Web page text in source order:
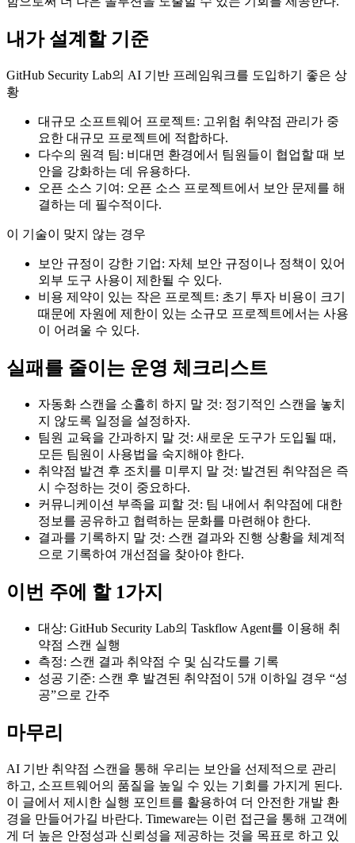
내가 설계할 기준
GitHub Security Lab의 AI 기반 프레임워크를 도입하기 좋은 상
황
대규모 소프트웨어 프로젝트: 고위험 취약점 관리가 중
요한 대규모 프로젝트에 적합하다.
다수의 원격 팀: 비대면 환경에서 팀원들이 협업할 때 보
안을 강화하는 데 유용하다.
오픈 소스 기여: 오픈 소스 프로젝트에서 보안 문제를 해
결하는 데 필수적이다.
이 기술이 맞지 않는 경우
보안 규정이 강한 기업: 자체 보안 규정이나 정책이 있어
외부 도구 사용이 제한될 수 있다.
비용 제약이 있는 작은 프로젝트: 초기 투자 비용이 크기
때문에 자원에 제한이 있는 소규모 프로젝트에서는 사용
이 어려울 수 있다.
실패를 줄이는 운영 체크리스트
자동화 스캔을 소홀히 하지 말 것: 정기적인 스캔을 놓치
지 않도록 일정을 설정하자.
팀원 교육을 간과하지 말 것: 새로운 도구가 도입될 때,
모든 팀원이 사용법을 숙지해야 한다.
취약점 발견 후 조치를 미루지 말 것: 발견된 취약점은 즉
시 수정하는 것이 중요하다.
커뮤니케이션 부족을 피할 것: 팀 내에서 취약점에 대한
정보를 공유하고 협력하는 문화를 마련해야 한다.
결과를 기록하지 말 것: 스캔 결과와 진행 상황을 체계적
으로 기록하여 개선점을 찾아야 한다.
이번 주에 할 1가지
대상: GitHub Security Lab의 Taskflow Agent를 이용해 취
약점 스캔 실행
측정: 스캔 결과 취약점 수 및 심각도를 기록
성공 기준: 스캔 후 발견된 취약점이 5개 이하일 경우 “성
공”으로 간주
마무리
AI 기반 취약점 스캔을 통해 우리는 보안을 선제적으로 관리
하고, 소프트웨어의 품질을 높일 수 있는 기회를 가지게 된다.
이 글에서 제시한 실행 포인트를 활용하여 더 안전한 개발 환
경을 만들어가길 바란다. Timeware는 이런 접근을 통해 고객에
게 더 높은 안정성과 신뢰성을 제공하는 것을 목표로 하고 있